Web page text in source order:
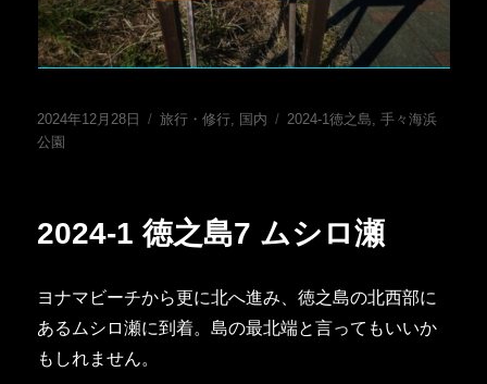
投
稿
2024年12月28日
カ
旅行・修行 国内
タ
2024-1徳之島 ,手々海浜
公園
2024-1 徳之島7 ムシロ瀬
ヨナマビーチから更に北へ進み、徳之島の北西部に
あるムシロ瀬に到着。島の最北端と言ってもいいか
もしれません。